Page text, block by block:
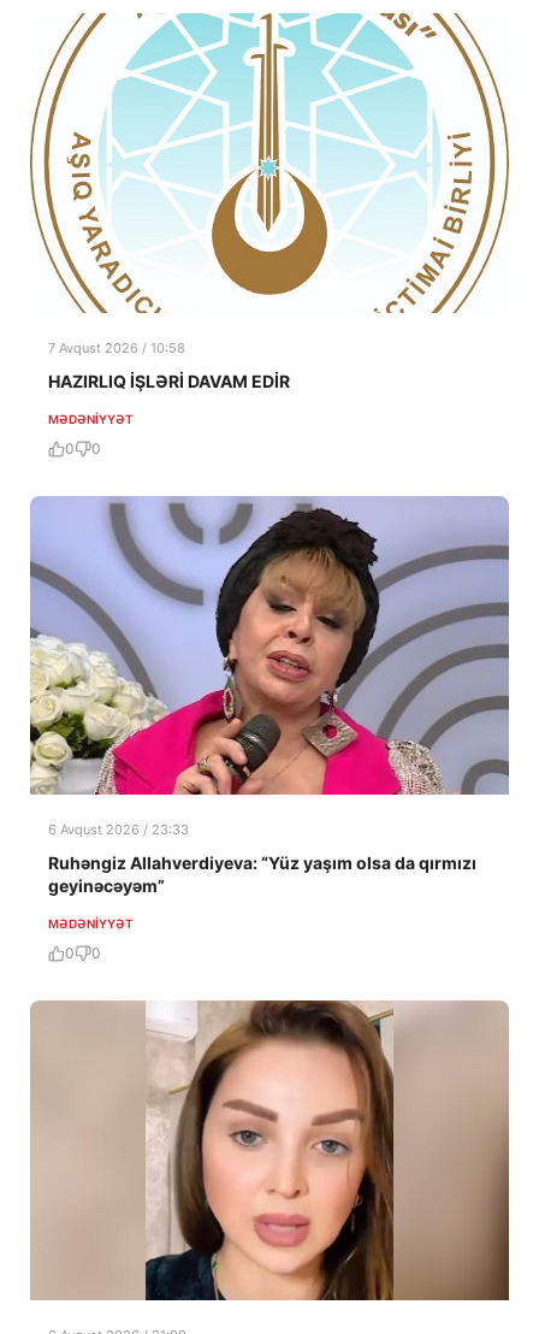
7 Avqust 2026 / 10:58
HAZIRLIQ İŞLƏRİ DAVAM EDİR
MƏDƏNIYYƏT
0 0
6 Avqust 2026 / 23:33
Ruhəngiz Allahverdiyeva: “Yüz yaşım olsa da qırmızı
geyinəcəyəm”
MƏDƏNIYYƏT
0 0